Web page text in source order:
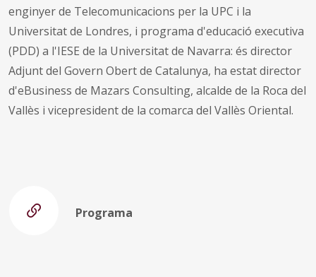
enginyer de Telecomunicacions per la UPC i la
Universitat de Londres, i programa d'educació executiva
(PDD) a l'IESE de la Universitat de Navarra: és director
Adjunt del Govern Obert de Catalunya, ha estat director
d'eBusiness de Mazars Consulting, alcalde de la Roca del
Vallès i vicepresident de la comarca del Vallès Oriental.
Programa